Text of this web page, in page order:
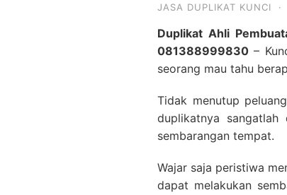
JASA DUPLIKAT KUNCI ·
Duplikat Ahli
081388999830 –
seorang mau tahu
Tidak menutup
duplikatnya
sembarangan tempat.
Wajar saja peristiwa
dapat melakukan